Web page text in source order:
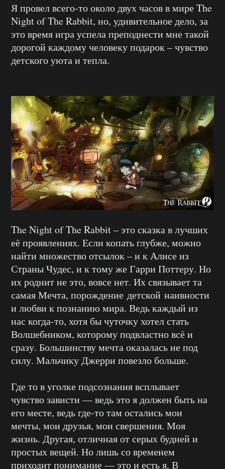
Я провел всего-то около двух часов в мире The
Night of The Rabbit, но, удивительное дело, за
это время игра успела преподнести мне такой
дорогой каждому человеку подарок – чувство
детского уюта и тепла.
The Night of The Rabbit – это сказка в лучших
её проявлениях. Если копать глубже, можно
найти множество отсылок – и к Алисе из
Страны Чудес, и к тому же Гарри Поттеру. Но
их роднит не это, вовсе нет. Их связывает та
самая Мечта, порождение детской наивности
и любви к познанию мира. Ведь каждый из
нас когда-то, хотя бы чуточку хотел стать
Волшебником, которому подвластно всё и
сразу. Большинству мечта оказалась не под
силу. Мальчику Джерри повезло больше.
Где то в уголке подсознания всплывает
чувство зависти — ведь это я должен быть на
его месте, ведь где-то там остались мои
мечты, мои друзья, мои свершения. Моя
жизнь. Другая, отличная от серых будней и
простых вещей. Но лишь со временем
приходит понимание — это и есть я. В